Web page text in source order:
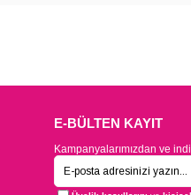
E-BÜLTEN KAYIT
Kampanyalarımızdan ve